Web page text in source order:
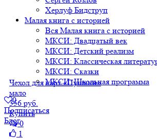
Херлуф Бидструп
Малая книга с историей
Вся Малая книга с историей
МКСИ: Двадцатый век
МКСИ: Детский реализм
МКСИ: Классическая
МКСИ: Сказки
МКСИ: Школьная программа
0
Подписаться
Блог
Чехол для карт «Пушкин»
мало
356 руб.
Купить
0
1